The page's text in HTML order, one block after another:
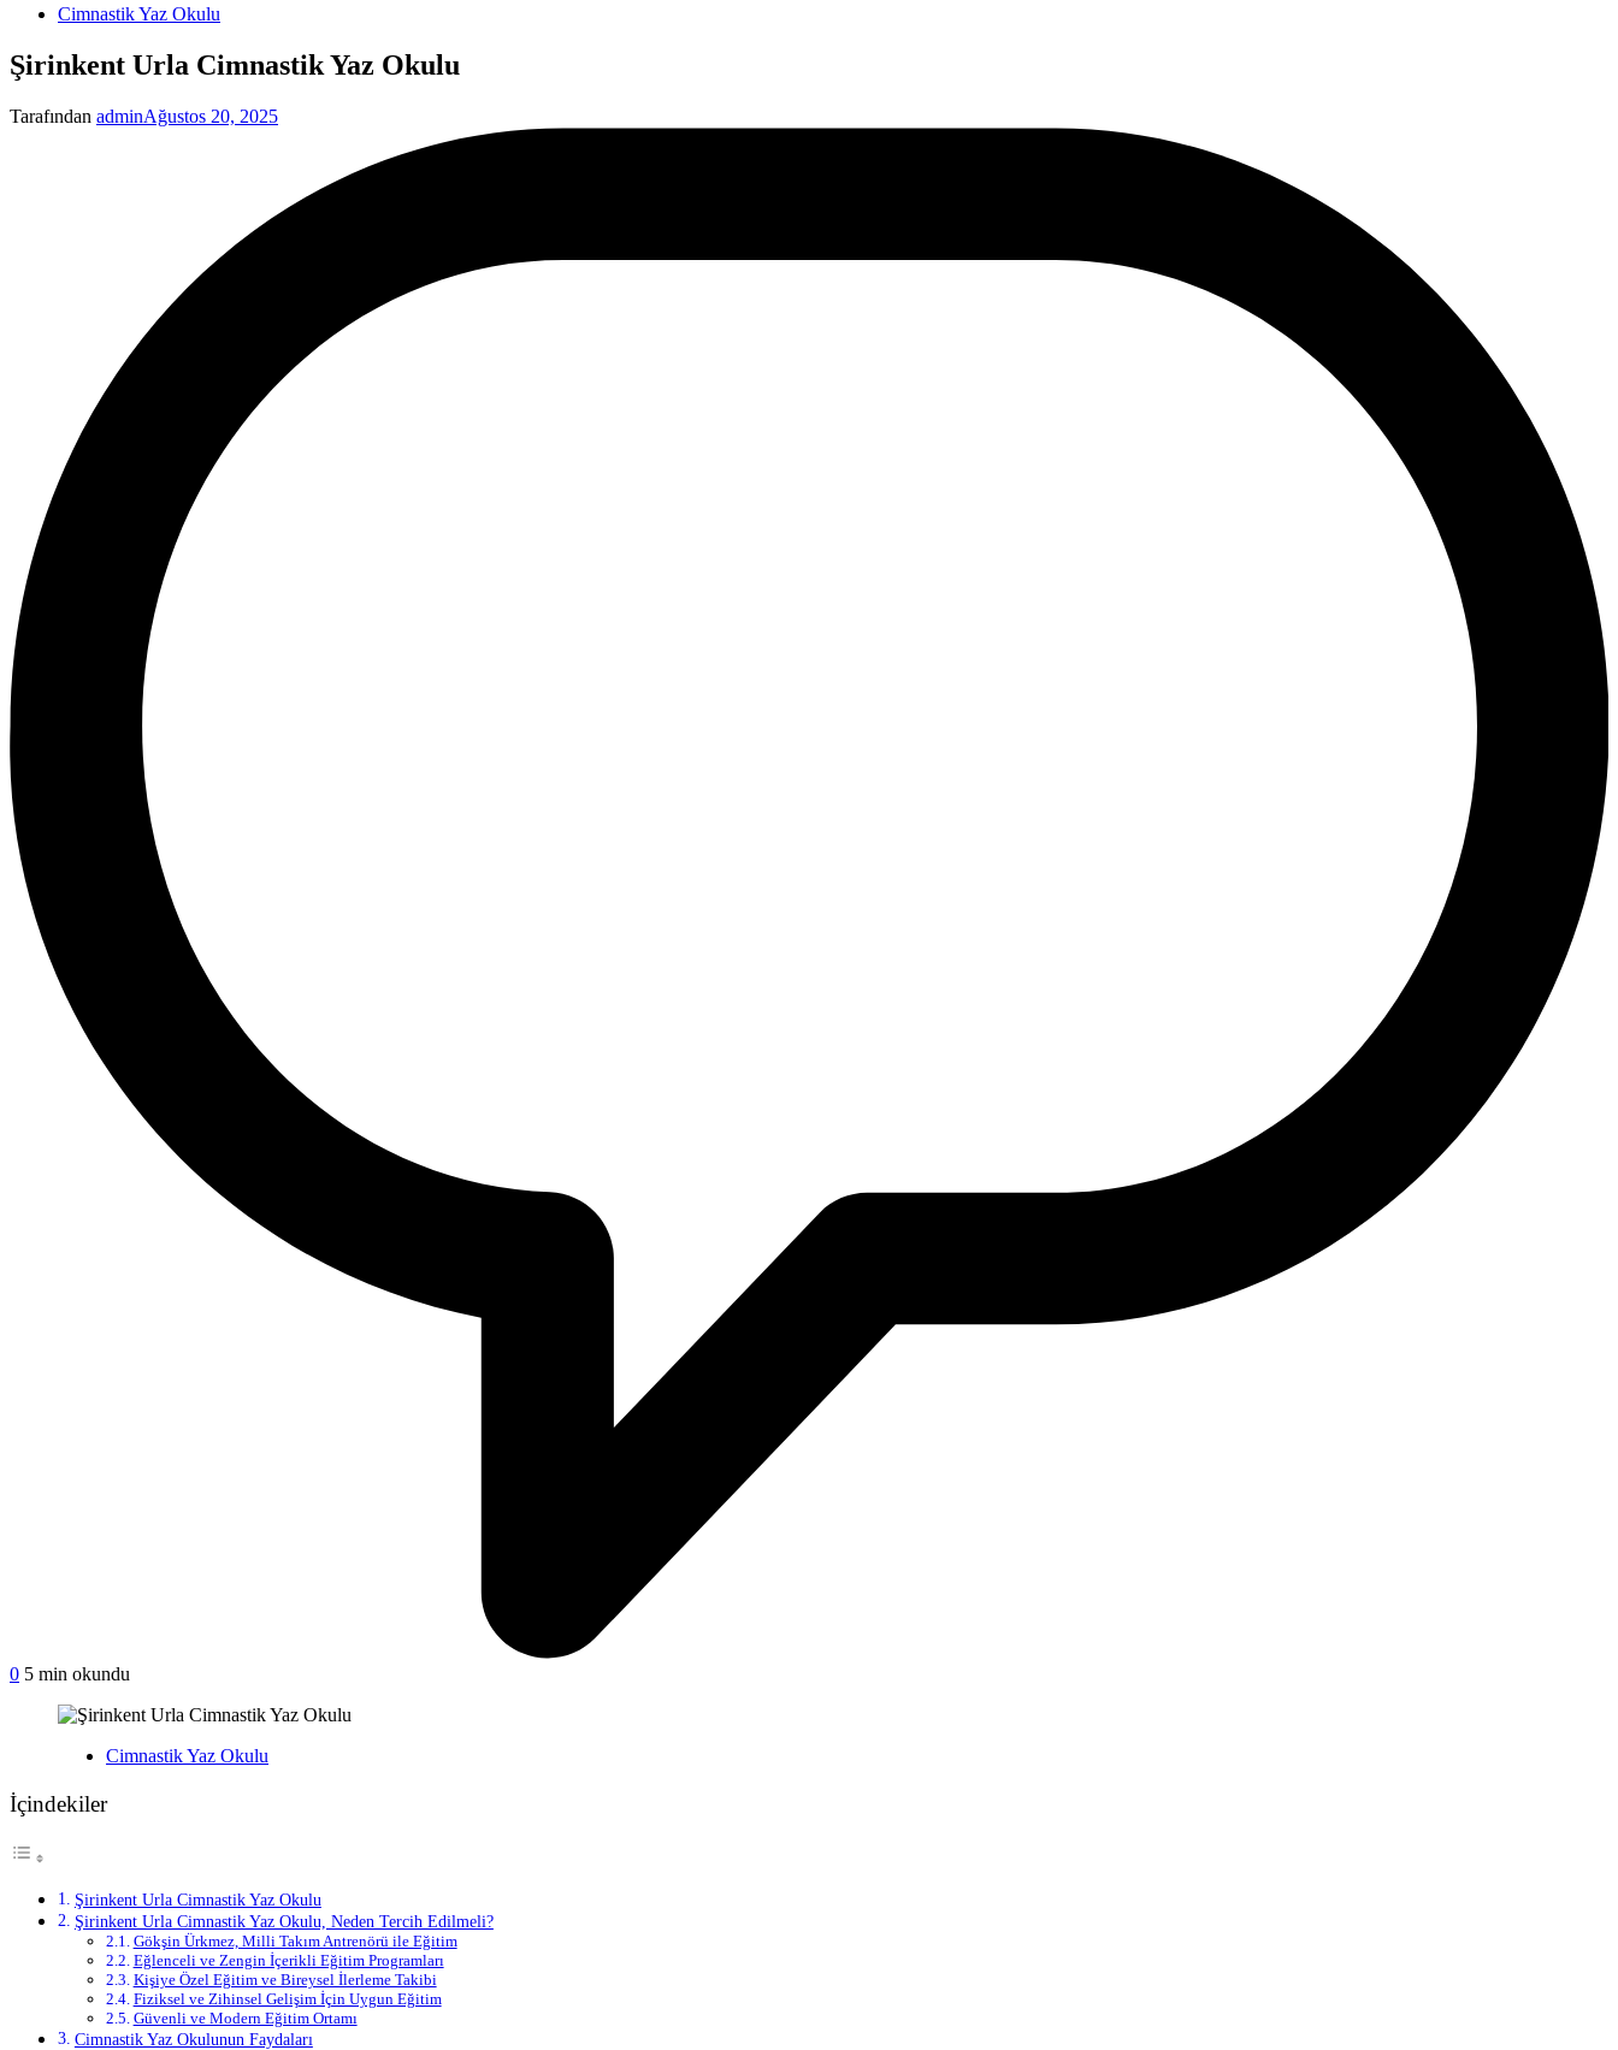
YayınlananCimnastik Yaz Okulu
Şirinkent Urla Cimnastik Yaz Okulu
Tarafından adminAğustos 20, 2025
0 on
5 min okundu
YayınlananCimnastik Yaz Okulu
İçindekiler
Şirinkent Urla Cimnastik Yaz Okulu
Şirinkent Urla Cimnastik Yaz Okulu, Neden Tercih Edilmeli?
Gökşin Ürkmez, Milli Takım Antrenörü ile Eğitim
Eğlenceli ve Zengin İçerikli Eğitim Programları
Kişiye Özel Eğitim ve Bireysel İlerleme Takibi
Fiziksel ve Zihinsel Gelişim İçin Uygun Eğitim
Güvenli ve Modern Eğitim Ortamı
Cimnastik Yaz Okulunun Faydaları